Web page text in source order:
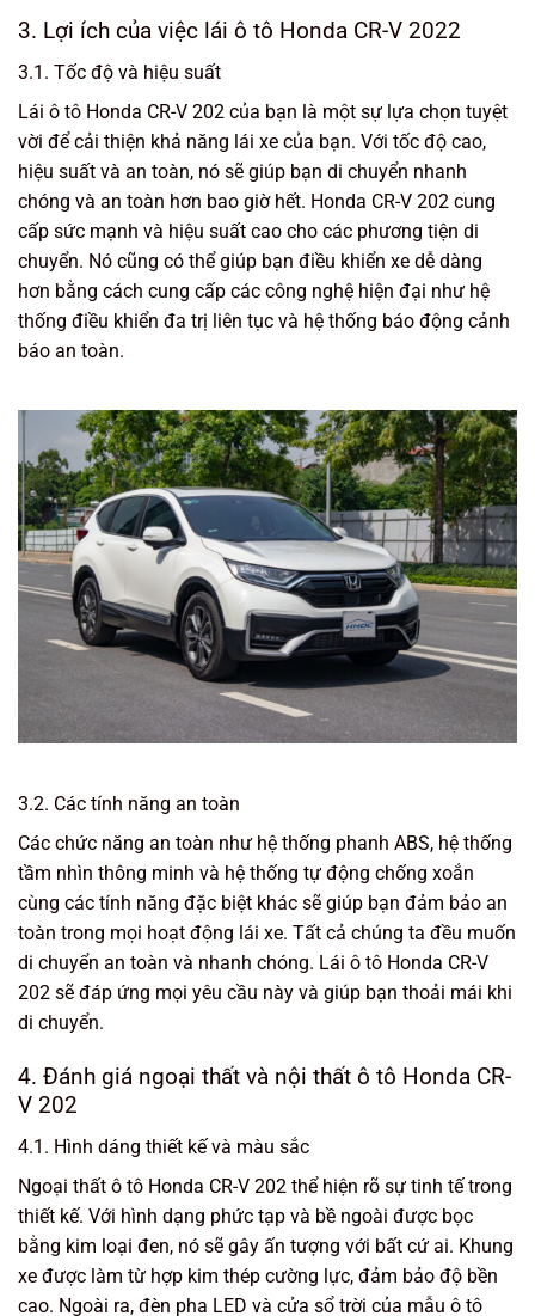
3. Lợi ích của việc lái ô tô Honda CR-V 2022
3.1. Tốc độ và hiệu suất
Lái ô tô Honda CR-V 202 của bạn là một sự lựa chọn tuyệt
vời để cải thiện khả năng lái xe của bạn. Với tốc độ cao,
hiệu suất và an toàn, nó sẽ giúp bạn di chuyển nhanh
chóng và an toàn hơn bao giờ hết. Honda CR-V 202 cung
cấp sức mạnh và hiệu suất cao cho các phương tiện di
chuyển. Nó cũng có thể giúp bạn điều khiển xe dễ dàng
hơn bằng cách cung cấp các công nghệ hiện đại như hệ
thống điều khiển đa trị liên tục và hệ thống báo động cảnh
báo an toàn.
3.2. Các tính năng an toàn
Các chức năng an toàn như hệ thống phanh ABS, hệ thống
tầm nhìn thông minh và hệ thống tự động chống xoắn
cùng các tính năng đặc biệt khác sẽ giúp bạn đảm bảo an
toàn trong mọi hoạt động lái xe. Tất cả chúng ta đều muốn
di chuyển an toàn và nhanh chóng. Lái ô tô Honda CR-V
202 sẽ đáp ứng mọi yêu cầu này và giúp bạn thoải mái khi
di chuyển.
4. Đánh giá ngoại thất và nội thất ô tô Honda CR-
V 202
4.1. Hình dáng thiết kế và màu sắc
Ngoại thất ô tô Honda CR-V 202 thể hiện rõ sự tinh tế trong
thiết kế. Với hình dạng phức tạp và bề ngoài được bọc
bằng kim loại đen, nó sẽ gây ấn tượng với bất cứ ai. Khung
xe được làm từ hợp kim thép cường lực, đảm bảo độ bền
cao. Ngoài ra, đèn pha LED và cửa sổ trời của mẫu ô tô